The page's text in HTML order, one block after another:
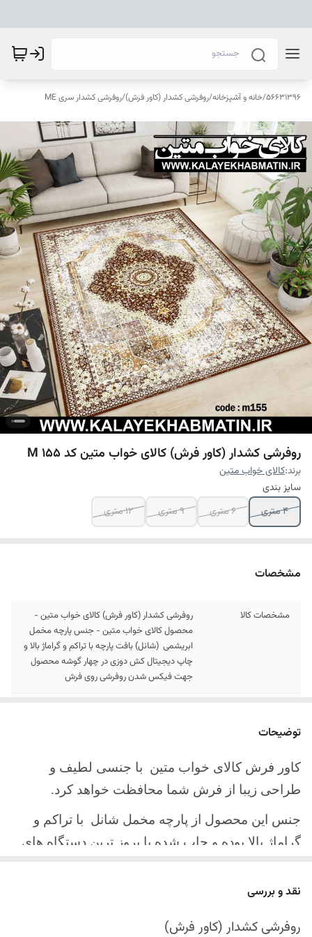
56631396
/خانه و آشپزخانه/روفرشی کشدار (کاور فرش)/روفرشی کشدار سری ME
روفرشی کشدار (کاور فرش) کالای خواب متین کد M 155
برند:کالای خواب متین
سایز بندی
4 متری
6 متری 9 متری 12 متری
مشخصات
مشخصات کالا
روفرشی کشدار (کاور فرش) کالای خواب متین -
محصول کالای خواب متین - جنس پارچه مخمل
ابریشمی (شانل) بافت پارچه با تراکم و گراماژ بالا و
چاپ دیجیتال کش دوزی در چهار گوشه محصول
جهت فیکس شدن روفرشی روی فرش
ارسال کالا
آینده
توضیحات
کاور فرش کالای خواب متین با جنسی لطیف و
طراحی زیبا از فرش شما محافظت خواهد کرد.
جنس این محصول از پارچه مخمل شانل با تراکم و
گراماژ بالا بوده و چاپ شده با بروز ترین دستگاه های
چهار گوشه این محصول با کش باکیفیت دوخته‌شده
نقد و بررسی
روفرشی کشدار (کاور فرش)